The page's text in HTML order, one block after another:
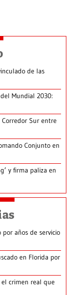
de las
Mundial 2030:
Sur entre
Conjunto en
y firma paliza en
años de servicio
en Florida por
el crimen real que